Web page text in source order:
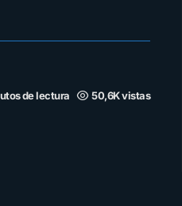
de lectura
50,6K vistas